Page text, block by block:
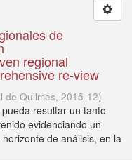
de
regional
re-view
de Quilmes, 2015-12)
resultar un tanto
evidenciando un
de análisis, en la